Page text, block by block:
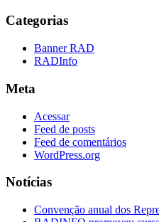
Categorias
Banner RAD
RADInfo
Meta
Acessar
Feed de posts
Feed de comentários
WordPress.org
Notícias
Convenção anual dos